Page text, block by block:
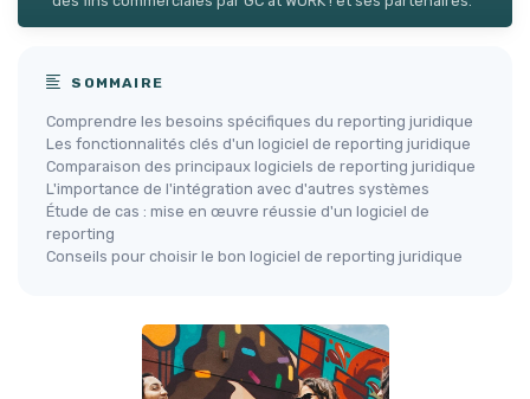
SOMMAIRE
Comprendre les besoins spécifiques du reporting juridique
Les fonctionnalités clés d'un logiciel de reporting juridique
Comparaison des principaux logiciels de reporting juridique
L'importance de l'intégration avec d'autres systèmes
Étude de cas : mise en œuvre réussie d'un logiciel de
reporting
Conseils pour choisir le bon logiciel de reporting juridique